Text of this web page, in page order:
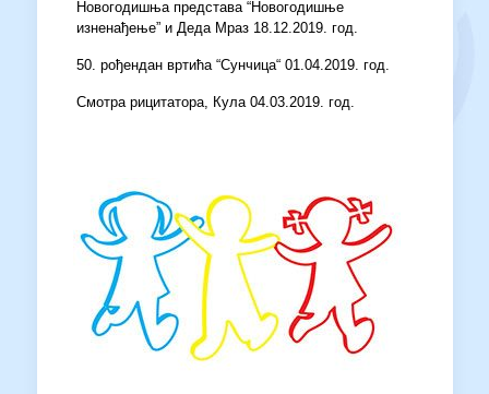
Новогодишња представа “Новогодишње
изненађење” и Деда Мраз 18.12.2019. год.
50. рођендан вртића “Сунчица“ 01.04.2019. год.
Смотра рицитатора, Кула 04.03.2019. год.